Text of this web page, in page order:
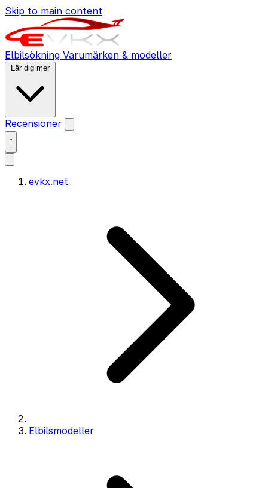
Skip to main content
Elbilsökning Varumärken & modeller
Lär dig mer
Recensioner
evkx.net
Elbilsmodeller